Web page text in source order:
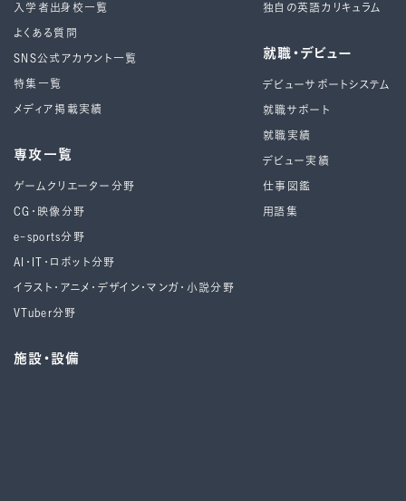
入学者出身校一覧
よくある質問
SNS公式アカウント一覧
特集一覧
メディア掲載実績
専攻一覧
ゲームクリエーター分野
CG・映像分野
e-sports分野
AI・IT・ロボット分野
イラスト・アニメ・デザイン・マンガ・小説分野
VTuber分野
施設・設備
独自の英語カリキュラム
就職・デビュー
デビューサポートシステム
就職サポート
就職実績
デビュー実績
仕事図鑑
用語集